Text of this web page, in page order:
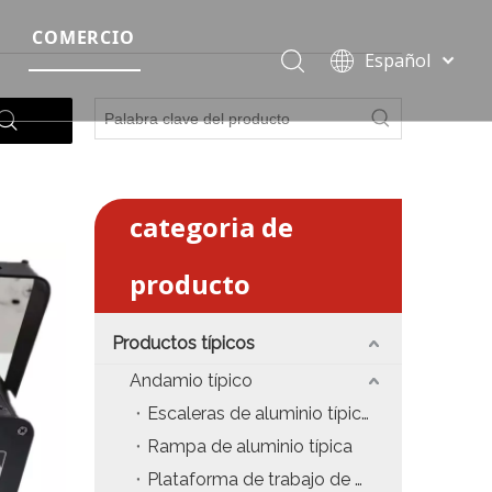
COMERCIO
Precio de etapa rápida
Precio del armazón de iluminación estándar
Precio de la armadura del techo
Precio de productos relevantes de armadura
Precio de iluminación de escenario
Precio de necesidades de eventos
Español
Pусский
categoria de
producto
Productos típicos
Andamio típico
Escaleras de aluminio típicas
Rampa de aluminio típica
Plataforma de trabajo de aluminio típica